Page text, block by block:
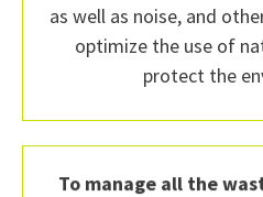
as well as noise, and
optimize the use of
protect the
To manage all the